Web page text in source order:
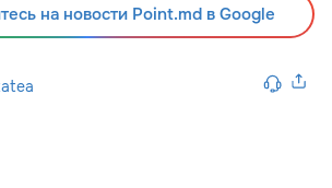
на новости Point.md в Google